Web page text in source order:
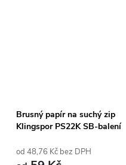
Brusný papír na suchý zip
Klingspor PS22K SB-balení
od 48,76 Kč bez DPH